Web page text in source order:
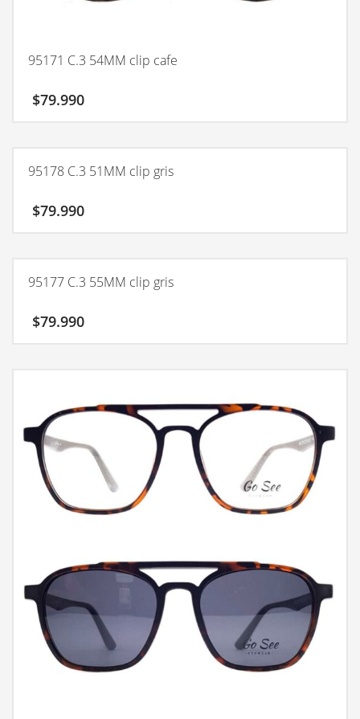
95171 C.3 54MM clip cafe
$79.990
95178 C.3 51MM clip gris
$79.990
95177 C.3 55MM clip gris
$79.990